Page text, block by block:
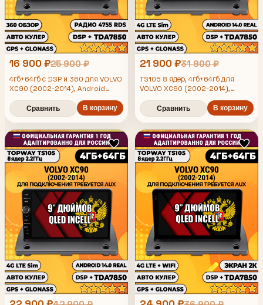
16 900 ₽25 900 ₽
4гб+64гб с DSP и 360 для VOLVO
XC90 (2002-2014), Android
магнитола с DSP и усилителем
TDA7850Сравнить В корзину
21 900 ₽31 900 ₽
TS105 8 ядер, 4гб+64гб для
VOLVO XC90 (2002-2014),
Android магнитола
Сравнить В корзину